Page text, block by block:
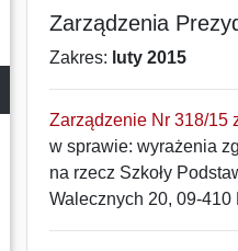
Zarządzenia
Zakres: luty 2015
Zarządzenie Nr 318/15
w sprawie: wyrażenia
na rzecz Szkoły
Walecznych 20, 09-410